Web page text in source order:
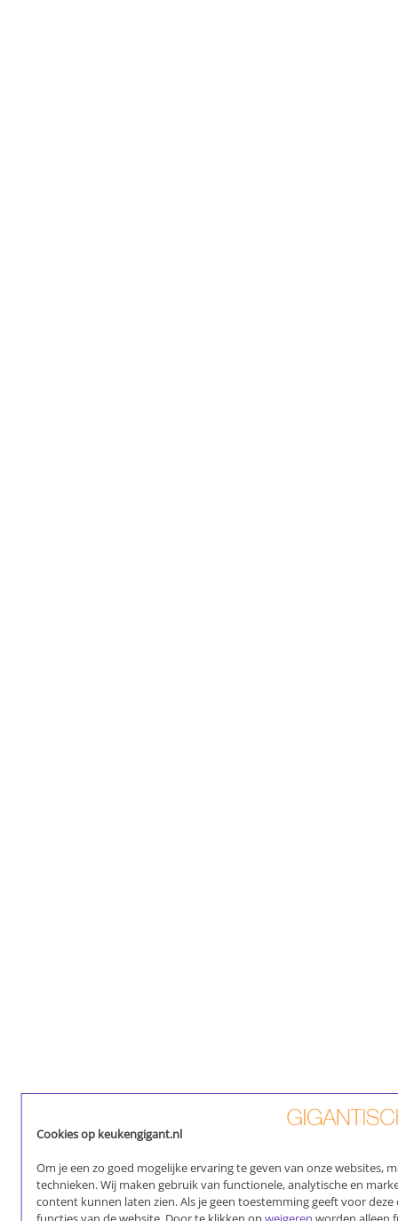
Cookies op keukengigant.nl
Om je een zo goed mogelijke ervaring te geven van onze websites,
technieken. Wij maken gebruik van functionele, analytische en
content kunnen laten zien. Als je geen toestemming geeft voor